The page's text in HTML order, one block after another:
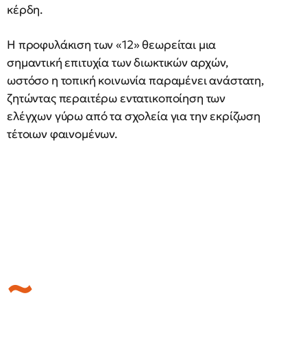
κέρδη.
Η προφυλάκιση των «12» θεωρείται μια
σημαντική επιτυχία των διωκτικών αρχών,
ωστόσο η τοπική κοινωνία παραμένει ανάστατη,
ζητώντας περαιτέρω εντατικοποίηση των
ελέγχων γύρω από τα σχολεία για την εκρίζωση
τέτοιων φαινομένων.